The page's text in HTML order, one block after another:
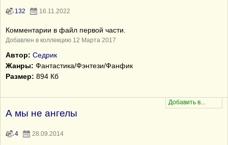
132 16.11.2022
Комментарии в файл первой части.
Добавлен в коллекцию 12 Марта 2017
Автор: Седрик
Жанры: Фантастика/Фэнтези/Фанфик
Размер: 894 Кб
А мы не ангелы
4 28.09.2014